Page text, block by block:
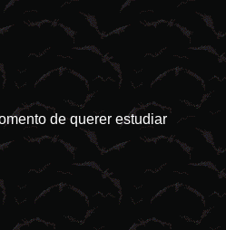
de querer estudiar